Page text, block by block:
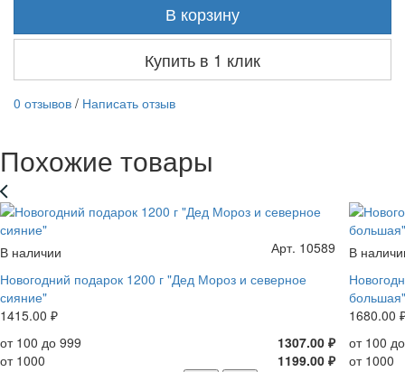
В корзину
Купить в 1 клик
0 отзывов / Написать отзыв
Похожие товары
В наличии
Арт. 10589
Новогодний подарок 1200 г "Дед Мороз и северное
сияние"
1415.00 ₽
от 100 до 999
1307.00 ₽
от 1000
1199.00 ₽
В
большая"
1680.00
от 100
от 1000